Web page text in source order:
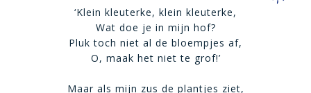
‘Klein kleuterke, klein kleuterke,
Wat doe je in mijn hof?
Pluk toch niet al de bloempjes af,
O, maak het niet te grof!’
Maar als mijn zus de plantjes ziet,